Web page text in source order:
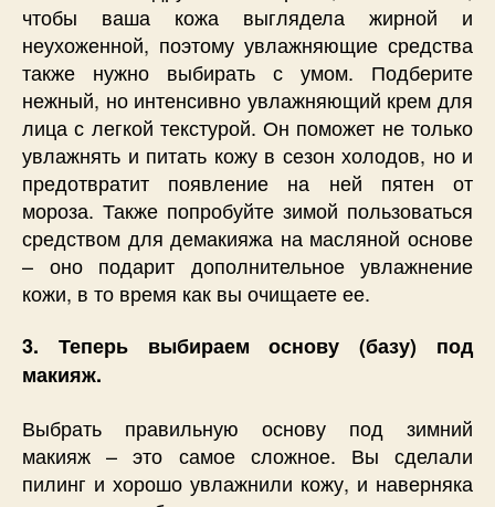
чтобы ваша кожа выглядела жирной и
неухоженной, поэтому увлажняющие средства
также нужно выбирать с умом. Подберите
нежный, но интенсивно увлажняющий крем для
лица с легкой текстурой. Он поможет не только
увлажнять и питать кожу в сезон холодов, но и
предотвратит появление на ней пятен от
мороза. Также попробуйте зимой пользоваться
средством для демакияжа на масляной основе
– оно подарит дополнительное увлажнение
кожи, в то время как вы очищаете ее.
3. Теперь выбираем основу (базу) под
макияж.
Выбрать правильную основу под зимний
макияж – это самое сложное. Вы сделали
пилинг и хорошо увлажнили кожу, и наверняка